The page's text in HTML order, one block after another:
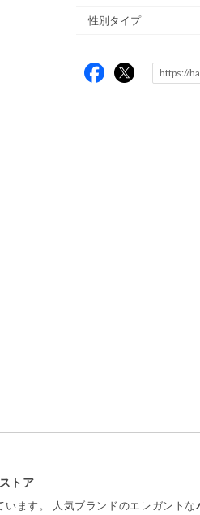
性別タイプ
トア
います。 人気ブランドのエレガントな